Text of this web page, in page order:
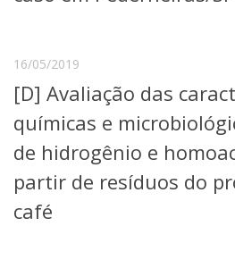
16/05/2019
[D] Avaliação das
químicas e
de hidrogênio e
partir de resíduos do
café